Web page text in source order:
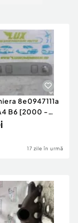
8e0947111a
B6 [2000 -
17 zile în urmă